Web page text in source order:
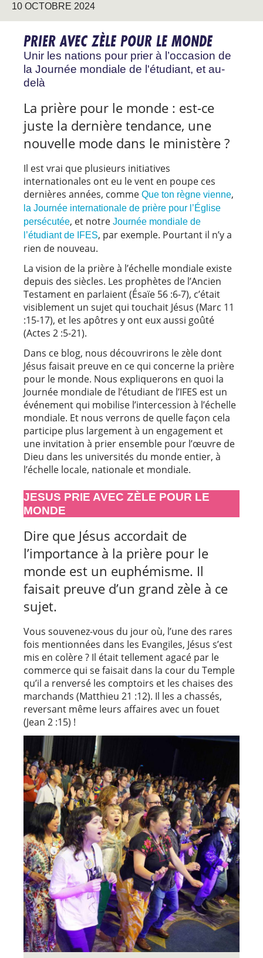
10 OCTOBRE 2024
PRIER AVEC ZÈLE POUR LE MONDE
Unir les nations pour prier à l’occasion de
la Journée mondiale de l'étudiant, et au-
delà
La prière pour le monde : est-ce
juste la dernière tendance, une
nouvelle mode dans le ministère ?
Il est vrai que plusieurs initiatives
internationales ont eu le vent en poupe ces
dernières années, comme Que ton règne vienne,
la Journée internationale de prière pour l’Église
persécutée, et notre Journée mondiale de
l’étudiant de IFES, par exemple. Pourtant il n’y a
rien de nouveau.
La vision de la prière à l’échelle mondiale existe
depuis des siècles. Les prophètes de l’Ancien
Testament en parlaient (Ésaïe 56 :6-7), c’était
visiblement un sujet qui touchait Jésus (Marc 11
:15-17), et les apôtres y ont eux aussi goûté
(Actes 2 :5-21).
Dans ce blog, nous découvrirons le zèle dont
Jésus faisait preuve en ce qui concerne la prière
pour le monde. Nous expliquerons en quoi la
Journée mondiale de l’étudiant de l’IFES est un
événement qui mobilise l’intercession à l’échelle
mondiale. Et nous verrons de quelle façon cela
participe plus largement à un engagement et
une invitation à prier ensemble pour l’œuvre de
Dieu dans les universités du monde entier, à
l’échelle locale, nationale et mondiale.
JESUS PRIE AVEC ZÈLE POUR LE
MONDE
Dire que Jésus accordait de
l’importance à la prière pour le
monde est un euphémisme. Il
faisait preuve d’un grand zèle à ce
sujet.
Vous souvenez-vous du jour où, l’une des rares
fois mentionnées dans les Evangiles, Jésus s’est
mis en colère ? Il était tellement agacé par le
commerce qui se faisait dans la cour du Temple
qu’il a renversé les comptoirs et les chaises des
marchands (Matthieu 21 :12). Il les a chassés,
reversant même leurs affaires avec un fouet
(Jean 2 :15) !